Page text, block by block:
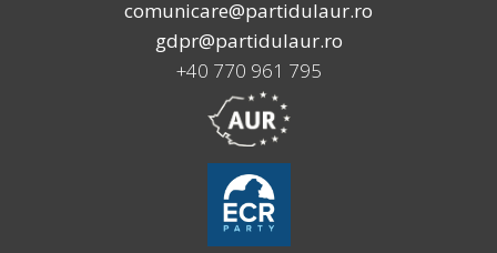
comunicare@partidulaur.ro
gdpr@partidulaur.ro
+40 770 961 795